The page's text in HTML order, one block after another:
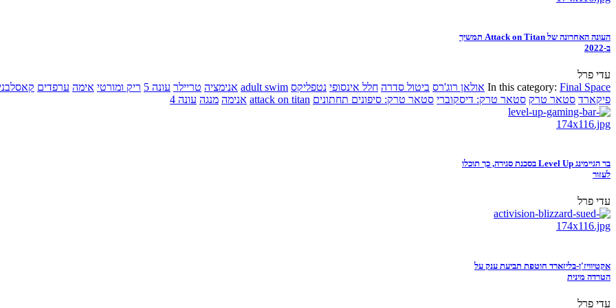
העונה האחרונה של Attack on Titan תמשיך
ב-2022
עדי פרל
In this category: Final Space אולאן רוג'רס ביטול סדרה חלל אינסופי נטפליקס adult swim אנימציה טריילר עונה 5 ריק ומורטי אימה ערפדים
פיקארד סטאר טרק סטאר טרק: דיסקוברי סטאר טרק: סיפונים תחתונים attack on titan אנימה מנגה עונה 4
בר הגיימינג Level Up בסכנת סגירה, כך תוכלו
לעזור
עדי פרל
אקטיוויז'ן-בליזארד חוטפת תביעת ענק על
הטרדה מינית
עדי פרל